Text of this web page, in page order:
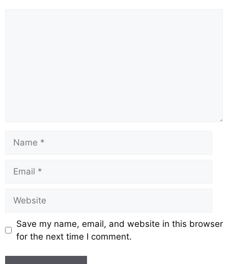
Save my name, email, and website in this browser
for the next time I comment.